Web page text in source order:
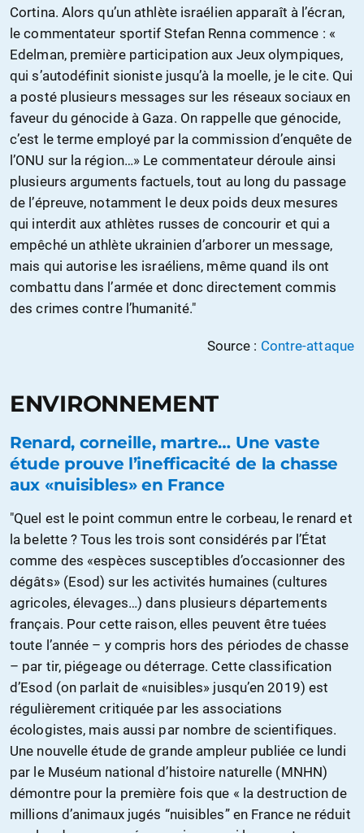
Cortina. Alors qu’un athlète israélien apparaît à l’écran,
le commentateur sportif Stefan Renna commence : «
Edelman, première participation aux Jeux olympiques,
qui s’autodéfinit sioniste jusqu’à la moelle, je le cite. Qui
a posté plusieurs messages sur les réseaux sociaux en
faveur du génocide à Gaza. On rappelle que génocide,
c’est le terme employé par la commission d’enquête de
l’ONU sur la région…» Le commentateur déroule ainsi
plusieurs arguments factuels, tout au long du passage
de l’épreuve, notamment le deux poids deux mesures
qui interdit aux athlètes russes de concourir et qui a
empêché un athlète ukrainien d’arborer un message,
mais qui autorise les israéliens, même quand ils ont
combattu dans l’armée et donc directement commis
des crimes contre l’humanité."
Source : Contre-attaque
ENVIRONNEMENT
Renard, corneille, martre… Une vaste
étude prouve l’inefficacité de la chasse
aux «nuisibles» en France
"Quel est le point commun entre le corbeau, le renard et
la belette ? Tous les trois sont considérés par l’État
comme des «espèces susceptibles d’occasionner des
dégâts» (Esod) sur les activités humaines (cultures
agricoles, élevages…) dans plusieurs départements
français. Pour cette raison, elles peuvent être tuées
toute l’année – y compris hors des périodes de chasse
– par tir, piégeage ou déterrage. Cette classification
d’Esod (on parlait de «nuisibles» jusqu’en 2019) est
régulièrement critiquée par les associations
écologistes, mais aussi par nombre de scientifiques.
Une nouvelle étude de grande ampleur publiée ce lundi
par le Muséum national d’histoire naturelle (MNHN)
démontre pour la première fois que « la destruction de
millions d’animaux jugés “nuisibles” en France ne réduit